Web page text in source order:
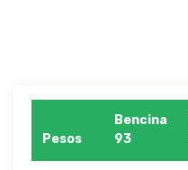
Pesos
Bencina
93